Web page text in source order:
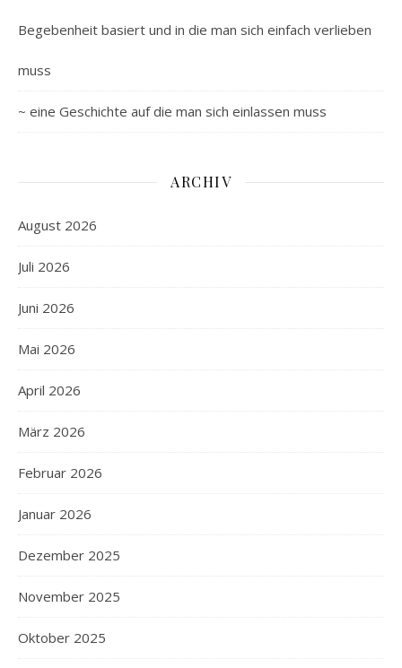
Begebenheit basiert und in die man sich einfach verlieben
muss
~ eine Geschichte auf die man sich einlassen muss
ARCHIV
August 2026
Juli 2026
Juni 2026
Mai 2026
April 2026
März 2026
Februar 2026
Januar 2026
Dezember 2025
November 2025
Oktober 2025